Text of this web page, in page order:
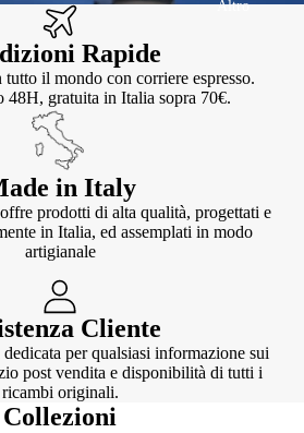
Altro
Rapide
il mondo con corriere espresso.
48H, gratuita in Italia sopra 70€.
in Italy
prodotti di alta qualità, progettati e
in Italia, ed assemplati in modo
artigianale
Cliente
per qualsiasi informazione sui
post vendita e disponibilità di tutti i
ricambi originali.
Collezioni